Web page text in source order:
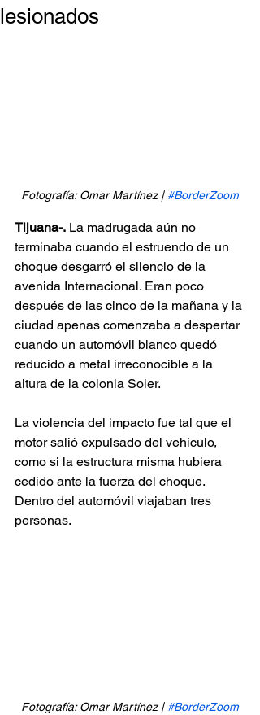
lesionados
Fotografía: Omar Martínez | #BorderZoom
Tijuana-. La madrugada aún no
terminaba cuando el estruendo de un
choque desgarró el silencio de la
avenida Internacional. Eran poco
después de las cinco de la mañana y la
ciudad apenas comenzaba a despertar
cuando un automóvil blanco quedó
reducido a metal irreconocible a la
altura de la colonia Soler.
La violencia del impacto fue tal que el
motor salió expulsado del vehículo,
como si la estructura misma hubiera
cedido ante la fuerza del choque.
Dentro del automóvil viajaban tres
personas.
Fotografía: Omar Martínez | #BorderZoom